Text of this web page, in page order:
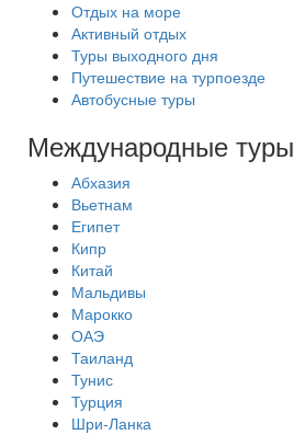
Отдых на море
Активный отдых
Туры выходного дня
Путешествие на турпоезде
Автобусные туры
Международные туры
Абхазия
Вьетнам
Египет
Кипр
Китай
Мальдивы
Марокко
ОАЭ
Таиланд
Тунис
Турция
Шри-Ланка